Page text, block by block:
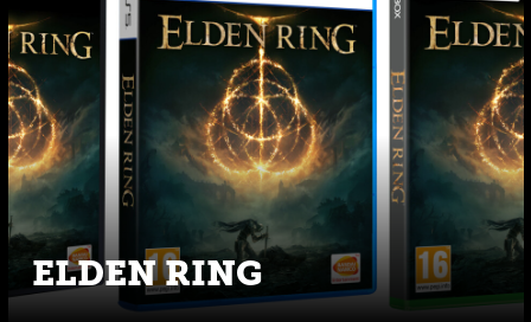
ELDEN RING